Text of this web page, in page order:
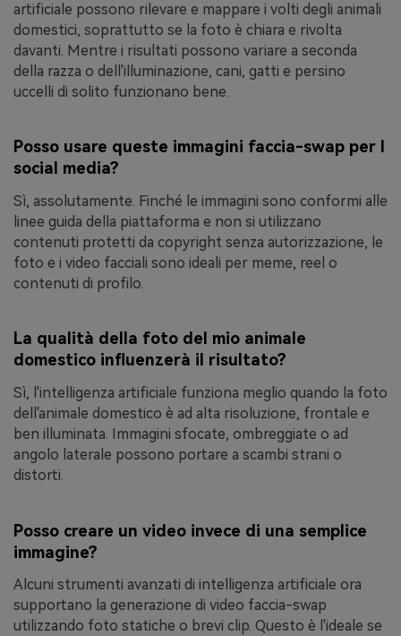
artificiale possono rilevare e mappare i volti degli animali
domestici, soprattutto se la foto è chiara e rivolta
davanti. Mentre i risultati possono variare a seconda
della razza o dell'illuminazione, cani, gatti e persino
uccelli di solito funzionano bene.
Posso usare queste immagini faccia-swap per I
social media?
Sì, assolutamente. Finché le immagini sono conformi alle
linee guida della piattaforma e non si utilizzano
contenuti protetti da copyright senza autorizzazione, le
foto e i video facciali sono ideali per meme, reel o
contenuti di profilo.
La qualità della foto del mio animale
domestico influenzerà il risultato?
Sì, l'intelligenza artificiale funziona meglio quando la foto
dell'animale domestico è ad alta risoluzione, frontale e
ben illuminata. Immagini sfocate, ombreggiate o ad
angolo laterale possono portare a scambi strani o
distorti.
Posso creare un video invece di una semplice
immagine?
Alcuni strumenti avanzati di intelligenza artificiale ora
supportano la generazione di video faccia-swap
utilizzando foto statiche o brevi clip. Questo è l'ideale se